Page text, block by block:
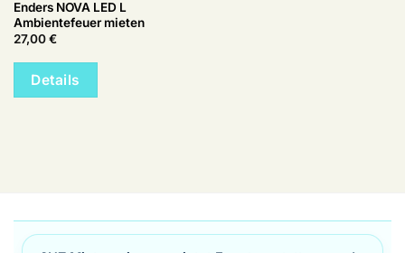
Enders NOVA LED L
Ambientefeuer mieten
27,00€
Details